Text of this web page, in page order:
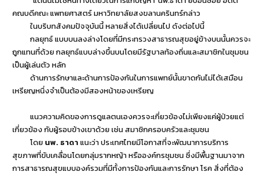
คณบดีคณะ แพทยศาสตร์ มหาวิทยาลัยสงขลานครินทร์กล่าว
ในบริบทสังคมปัจจุบันนี้ หลายสิ่งได้เปลี่ยนไป ดังต่อไปนี้
กลยุทธ์ แบบบนลงล่างโดยที่มีกระทรวงสาธารณสุขอยู่ข้างบนนั้นควรจะ
ถูกแทนที่ด้วย กลยุทธ์แบบล่างขึ้นบนโดยมีรัฐบาลท้องถิ่นและสมาชิกในชุมชน
เป็นผู้เล่นตัว หลัก
ด้านการรักษาและด้านการป้องกันในการแพทย์นั้นขาดกันไม่ได้เสมือน
เหรียญหนึ่งจำเป็นต้องมีสองหน้าของเหรียญ
แนวความคิดของการดูแลตนเองควรจะเกี่ยวข้องไม่เพียงแค่ผู้ป่วยแต่
เกี่ยวข้อง กับผู้รอบข้างเขาด้วย เช่น สมาชิกครอบครัวและชุมชน
โดย นพ. ธาดา แนะว่า ประเทศไทยมีโอกาสที่จะพัฒนาการบริการ
สุขภาพที่ขับเคลื่อนโดยกลุ่มรากหญ้า หรือองค์กรชุมชน ซึ่งมีพื้นฐานมาจาก
การสาธารณสุขแบบองค์รวมที่มีทั้งการป้องกันและการรักษา โรค สิ่งที่ต้อง